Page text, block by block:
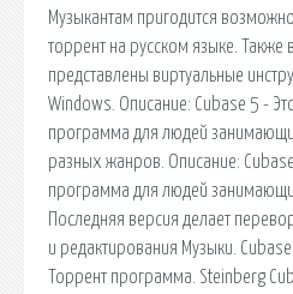
Музыкантам пригодится
торрент на русском языке. Также
представлены виртуальные
Windows. Описание: Cubase 5 -
программа для людей
разных жанров. Описание:
программа для людей
Последняя версия делает
и редактирования Музыки.
Торрент программа. Steinberg